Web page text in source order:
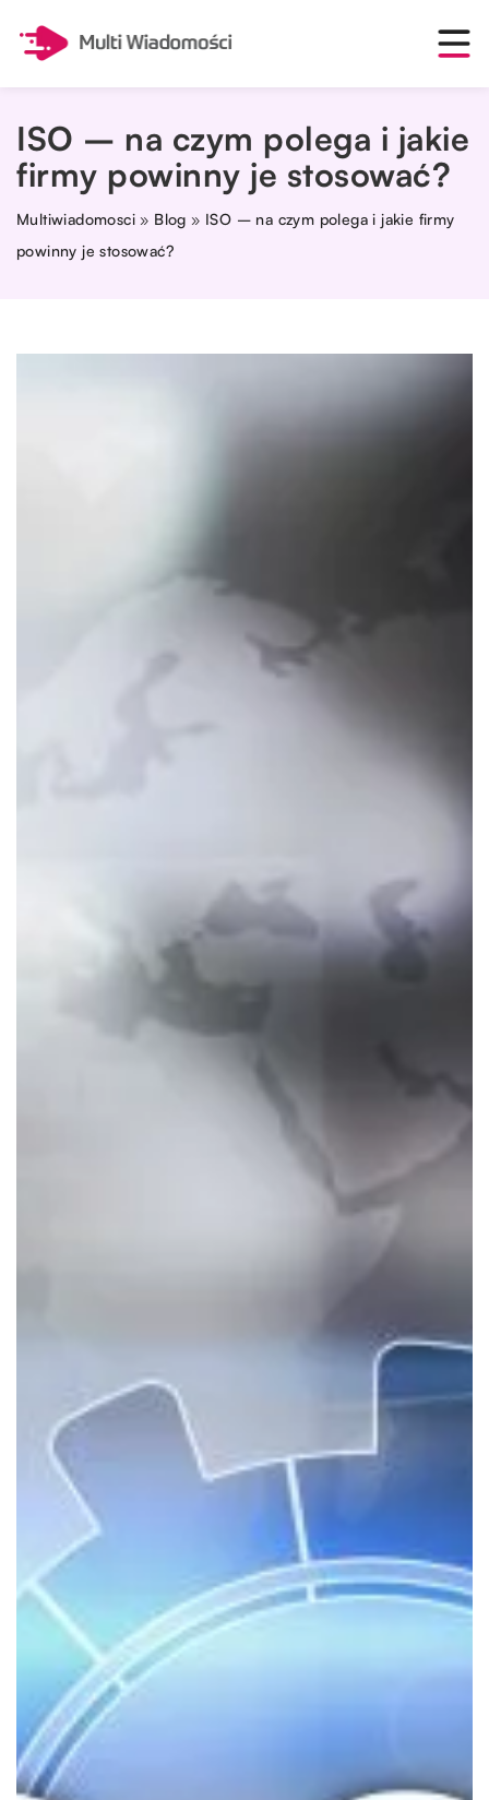
ISO – na czym polega i jakie
firmy powinny je stosować?
Multiwiadomosci » Blog » ISO – na czym polega i jakie firmy
powinny je stosować?